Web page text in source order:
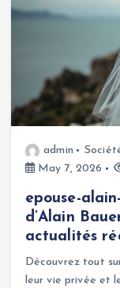
admin
May 7, 2026
epouse-
d’Alain
actualités
Découvrez tout
leur vie privée et